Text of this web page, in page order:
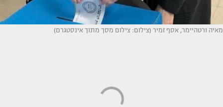
מאיה ורטהיימר, אסף זמיר (צילום: צילום מסך מתוך אינסטגרם)